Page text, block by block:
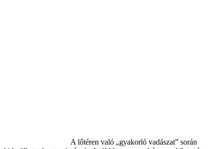
A lőtéren való „gyakorló vadászat” során